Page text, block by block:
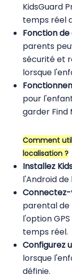
KidsGuard
temps réel
Fonction
parents
sécurité et
lorsque
pour
garder Find
Comment
localisation ?
Installez
l'Android de
Connectez-
parental de
l'option
temps réel.
Configurez
lorsque
définie.